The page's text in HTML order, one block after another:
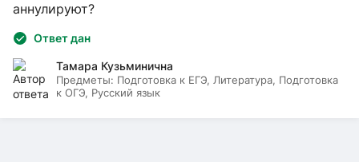
аннулируют?
Ответ дан
Тамара Кузьминична
Предметы: Подготовка к ЕГЭ, Литература, Подготовка
к ОГЭ, Русский язык